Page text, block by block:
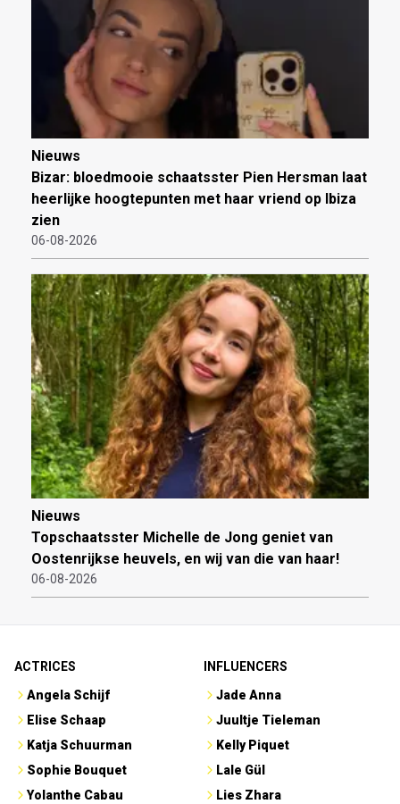
Nieuws
Bizar: bloedmooie schaatsster Pien Hersman laat
heerlijke hoogtepunten met haar vriend op Ibiza
zien
06-08-2026
Nieuws
Topschaatsster Michelle de Jong geniet van
Oostenrijkse heuvels, en wij van die van haar!
06-08-2026
ACTRICES
Angela Schijf
Elise Schaap
Katja Schuurman
Sophie Bouquet
Yolanthe Cabau
INFLUENCERS
Jade Anna
Juultje Tieleman
Kelly Piquet
Lale Gül
Lies Zhara